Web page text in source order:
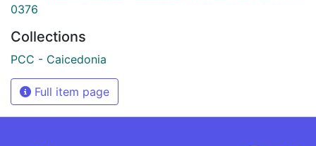
0376
Collections
PCC - Caicedonia
Full item page